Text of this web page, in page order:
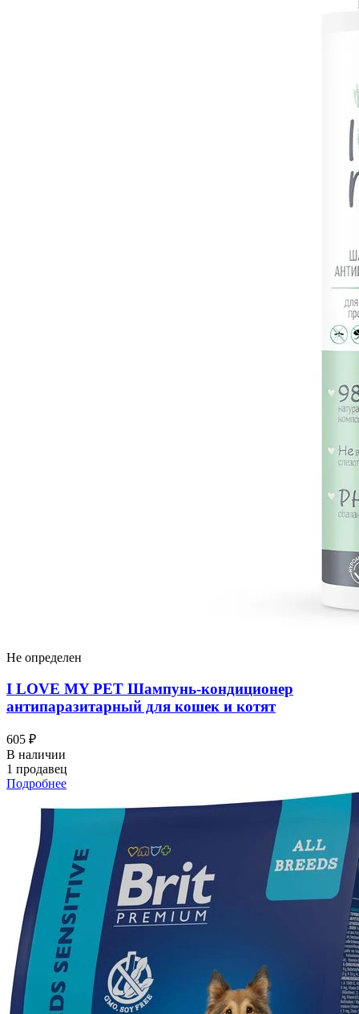
Не определен
I LOVЕ MY PET Шампунь-кондиционер
антипаразитарный для кошек и котят
605 ₽
В наличии
1 продавец
Подробнее